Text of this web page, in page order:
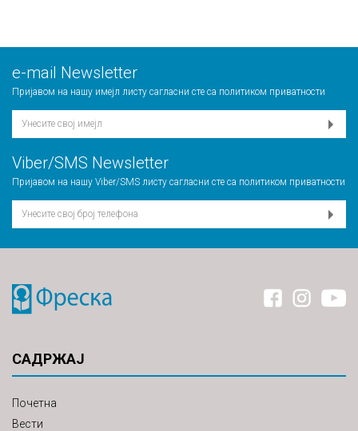
е-mail Newsletter
Пријавом на нашу имејл листу сагласни сте са политиком приватности
Viber/SMS Newsletter
Пријавом на нашу Viber/SMS листу сагласни сте са политиком приватности
САДРЖАЈ
Почетна
Вести